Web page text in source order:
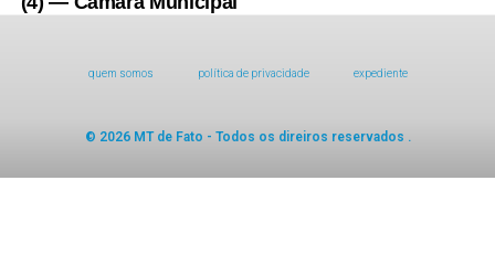
quem somos política de privacidade expediente
© 2026 MT de Fato - Todos os direiros reservados .